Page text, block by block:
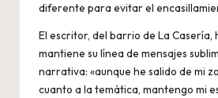
diferente para evitar el
El escritor, del barrio de La Casería,
mantiene su línea de mensajes
narrativa: «aunque he salido de mi
cuanto a la temática, mantengo mi